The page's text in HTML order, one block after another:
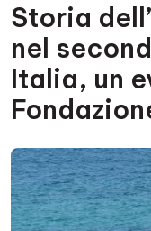
Storia
nel
Italia, un